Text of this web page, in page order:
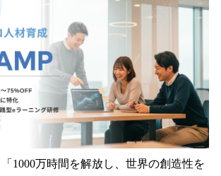
1000万時間を解放し、世界の創造性を